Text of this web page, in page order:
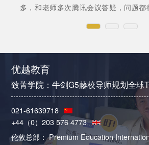
多，和老师多次腾讯会议答疑，问题都
优越教育
致菁学院：牛剑G5藤校导师规划全球
021-61639718
+44（0）203 576 4773
伦敦总部： Premium Education